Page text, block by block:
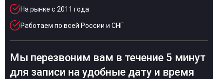
На рынке с 2011 года
Работаем по всей России и СНГ
Мы перезвоним вам в течение 5 минут
для записи на удобные дату и время